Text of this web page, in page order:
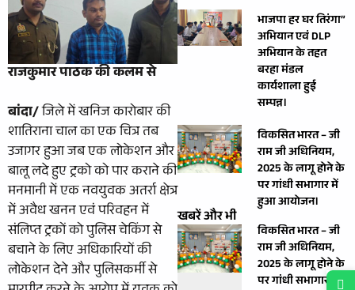
राजकुमार पाठक की कलम से
बांदा/जिले में खनिज कारोबार की
शातिराना चाल का एक चित्र तब
उजागर हुआ जब एक लोकेशन और
बालू लदे हुए ट्रको को पार कराने की
मनमानी में एक नवयुवक अतर्रा क्षेत्र
में अवैध खनन एवं परिवहन में
संलिप्त ट्रकों को पुलिस चेकिंग से
बचाने के लिए अधिकारियों की
लोकेशन देने और पुलिसकर्मी से
भाजपा हर घर तिरंगा”
अभियान एवं DLP
अभियान के तहत
बरहा मंडल
कार्यशाला हुई
सम्पन्न।
विकसित भारत – जी
राम जी अधिनियम,
2025 के लागू होने के
पर गांधी सभागार में
हुआ आयोजन।
खबरें और भी
विकसित भारत – जी
राम जी अधिनियम,
2025 के लागू होने के
पर गांधी सभागार में